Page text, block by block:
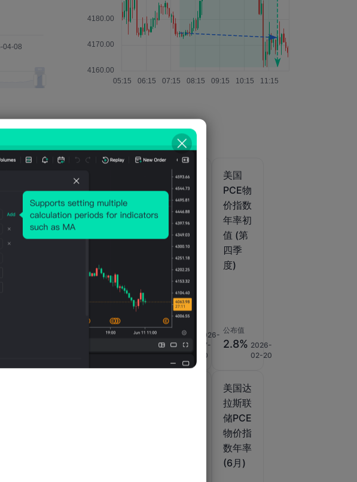
CPI月
率 (未
季调)
(6月)
美国
PCE物
价指数
季率初
季度)
2026-
PCE物
价指数
季率修
度)
公布值
2% 2025-
美国
PCE物
价指数
年率
(季调
后) (6
月)
公布值
3.7%
2026-
07-
30
美国
PCE物
价指数
年率初
值 (第
四季
度)
公布值
2.8% 2026-
02-20
美国达
拉斯联
储PCE
物价指
数年率
(6月)